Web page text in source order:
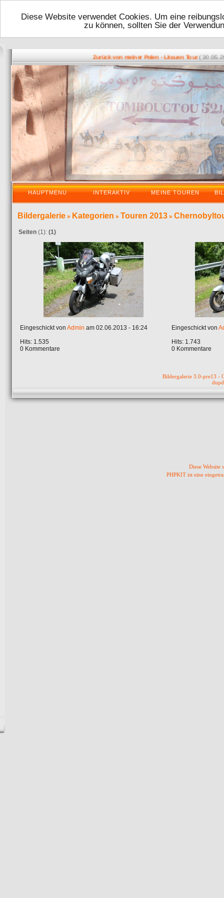
Diese Website verwendet Cookies. Um eine
zu können, sollten Sie der
Zurück von meiner Polen - Litauen Tour(
HAUPTMENU INTERAKTIV MEINE TOUREN
Bildergalerie » Kategorien » Touren 2013 »
Seiten (1): (1)
Eingeschickt von Admin am 02.06.2013 - 16:24
Hits: 1.535
0 Kommentare
Eingeschickt von
Hits: 1.743
0 Kommentare
Bildergalerie 3.0-pre13 -
Diese Website
PHPKIT ist eine